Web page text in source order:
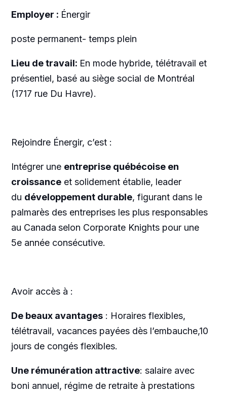
Employer : Énergir
poste permanent- temps plein
Lieu de travail: En mode hybride, télétravail et
présentiel, basé au siège social de Montréal
(1717 rue Du Havre).
Rejoindre Énergir, c’est :
Intégrer une entreprise québécoise en
croissanceet solidement établie, leader
du développement durable, figurant dans le
palmarès des entreprises les plus responsables
au Canada selon Corporate Knights pour une
5e année consécutive.
Avoir accès à :
De beaux avantages: Horaires flexibles,
télétravail, vacances payées dès l’embauche,10
jours de congés flexibles.
Une rémunération attractive: salaire avec
boni annuel, régime de retraite à prestations